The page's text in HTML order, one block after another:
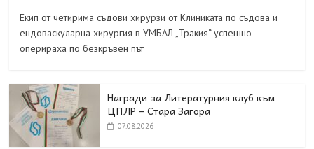
Екип от четирима съдови хирурзи от Клиниката по съдова и
ендоваскуларна хирургия в УМБАЛ „Тракия“ успешно
оперираха по безкръвен път
Награди за Литературния клуб към
ЦПЛР – Стара Загора
07.08.2026